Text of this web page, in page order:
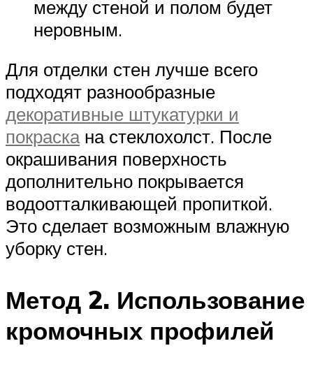
между стеной и полом будет
неровным.
Для отделки стен лучше всего
подходят разнообразные
декоративные штукатурки и
покраскана стеклохолст. После
окрашивания поверхность
дополнительно покрывается
водоотталкивающей пропиткой.
Это сделает возможным влажную
уборку стен.
Метод 2. Использование
кромочных профилей